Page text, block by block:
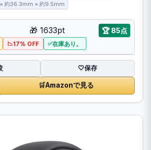
約36.3mm × 約9.5mm
🎁 1633pt 🏆85点
17% OFF 在庫あり。
🤍保存
🛒Amazonで見る